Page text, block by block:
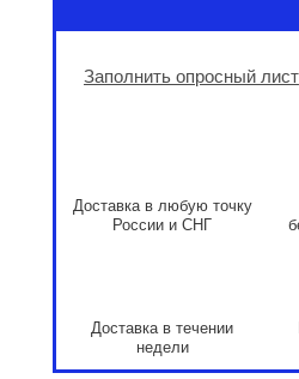
Заполнить опросный лист
Доставка в любую точку
России и СНГ
Доставка в течении
недели